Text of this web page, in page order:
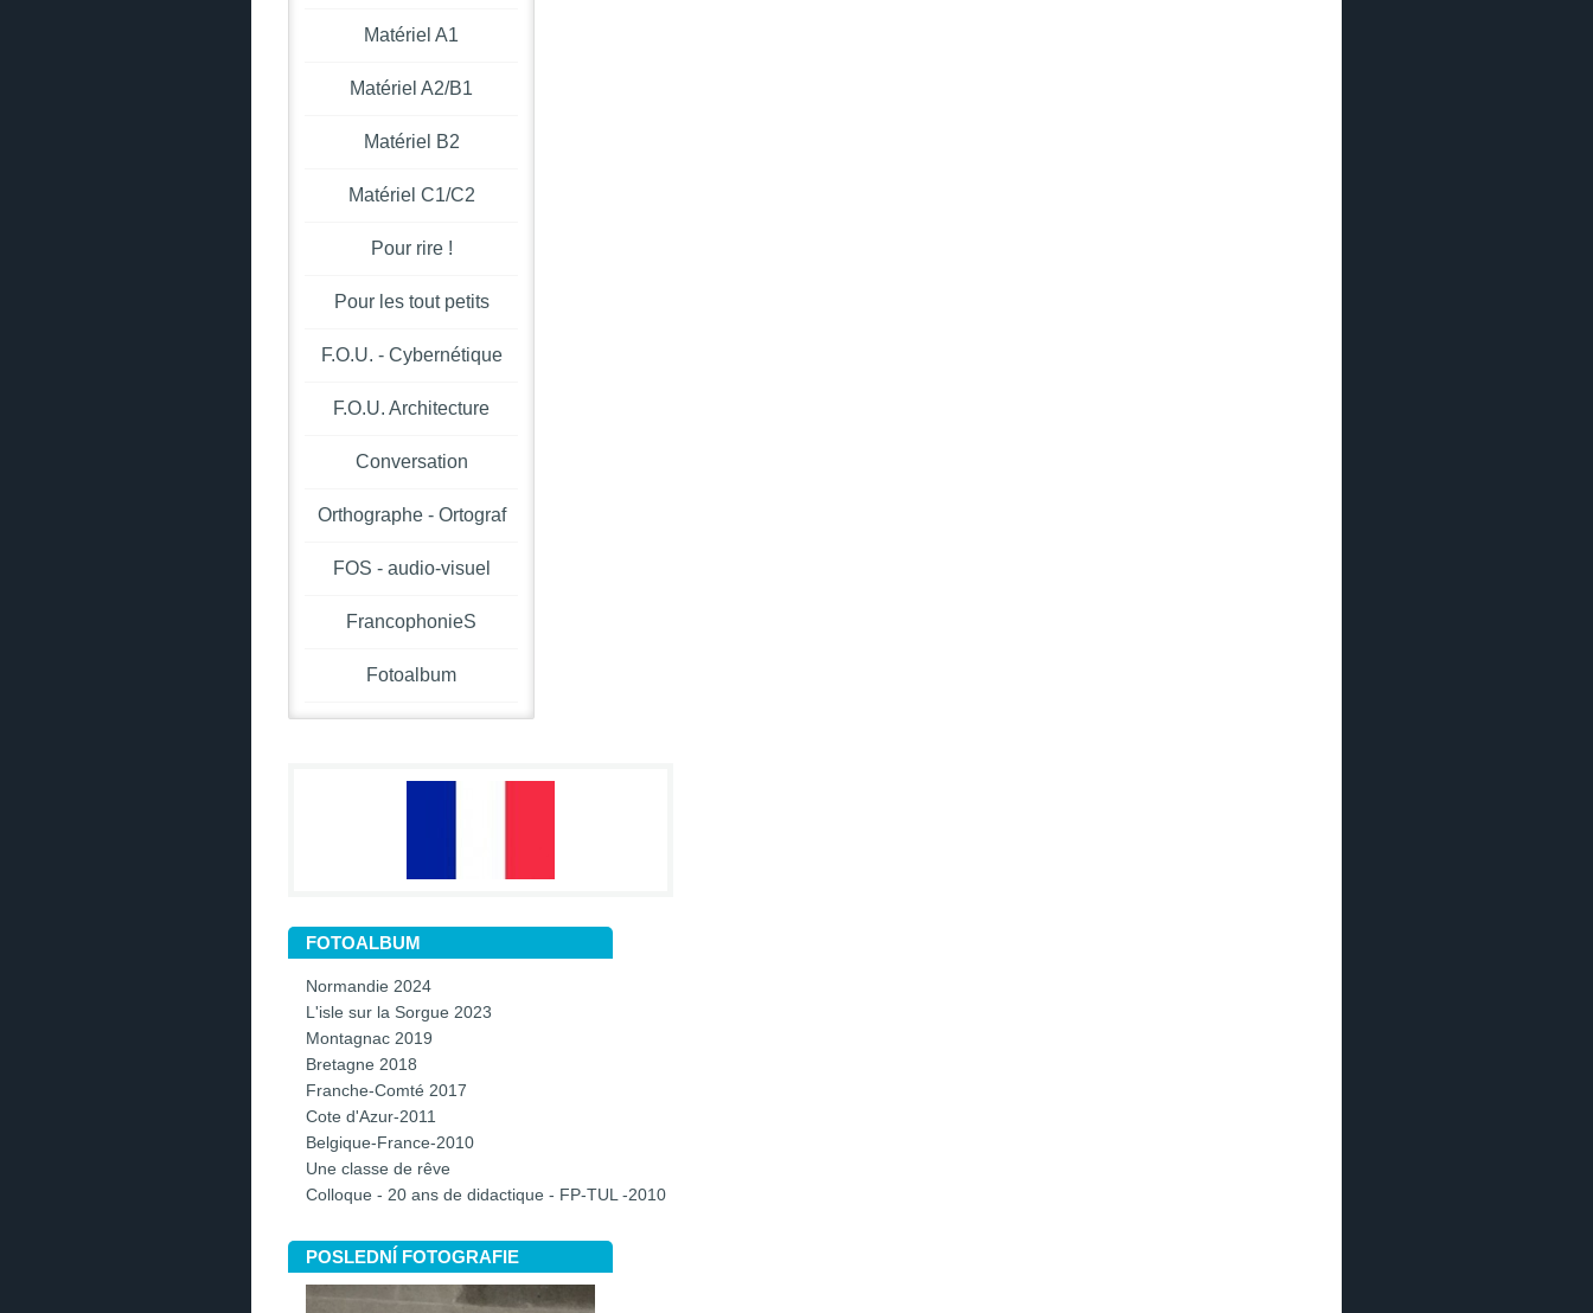
Matériel A1
Matériel A2/B1
Matériel B2
Matériel C1/C2
Pour rire !
Pour les tout petits
F.O.U. - Cybernétique
F.O.U. Architecture
Conversation
Orthographe - Ortograf
FOS - audio-visuel
FrancophonieS
Fotoalbum
FOTOALBUM
Normandie 2024
L'isle sur la Sorgue 2023
Montagnac 2019
Bretagne 2018
Franche-Comté 2017
Cote d'Azur-2011
Belgique-France-2010
Une classe de rêve
Colloque - 20 ans de didactique - FP-TUL -2010
POSLEDNÍ FOTOGRAFIE